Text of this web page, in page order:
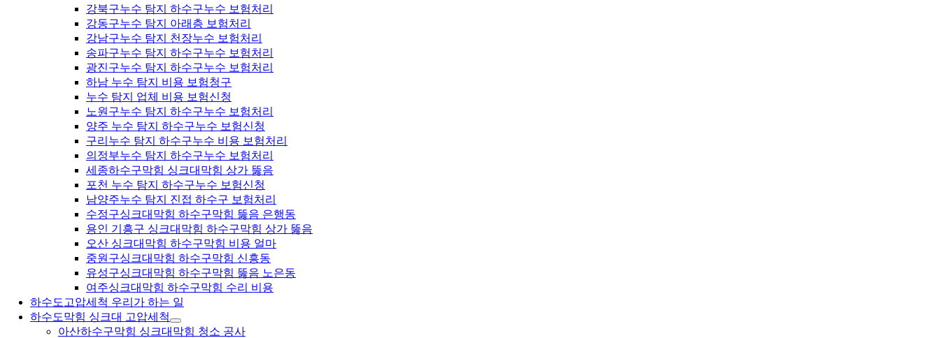
강북구누수 탐지 하수구누수 보험처리
강동구누수 탐지 아래층 보험처리
강남구누수 탐지 천장누수 보험처리
송파구누수 탐지 하수구누수 보험처리
광진구누수 탐지 하수구누수 보험처리
하남 누수 탐지 비용 보험청구
누수 탐지 업체 비용 보험신청
노원구누수 탐지 하수구누수 보험처리
양주 누수 탐지 하수구누수 보험신청
구리누수 탐지 하수구누수 비용 보험처리
의정부누수 탐지 하수구누수 보험처리
세종하수구막힘 싱크대막힘 상가 뚫음
포천 누수 탐지 하수구누수 보험신청
남양주누수 탐지 진접 하수구 보험처리
수정구싱크대막힘 하수구막힘 뚫음 은행동
용인 기흥구 싱크대막힘 하수구막힘 상가 뚫음
오산 싱크대막힘 하수구막힘 비용 얼마
중원구싱크대막힘 하수구막힘 신흥동
유성구싱크대막힘 하수구막힘 뚫음 노은동
여주싱크대막힘 하수구막힘 수리 비용
하수도고압세척 우리가 하는 일
하수도막힘 싱크대 고압세척
아산하수구막힘 싱크대막힘 청소 공사